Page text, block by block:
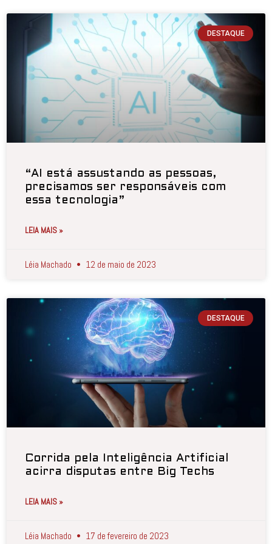
DESTAQUE
“AI está assustando as pessoas,
precisamos ser responsáveis com
essa tecnologia”
LEIA MAIS »
Léia Machado 12 de maio de 2023
DESTAQUE
Corrida pela Inteligência Artificial
acirra disputas entre Big Techs
LEIA MAIS »
Léia Machado 17 de fevereiro de 2023